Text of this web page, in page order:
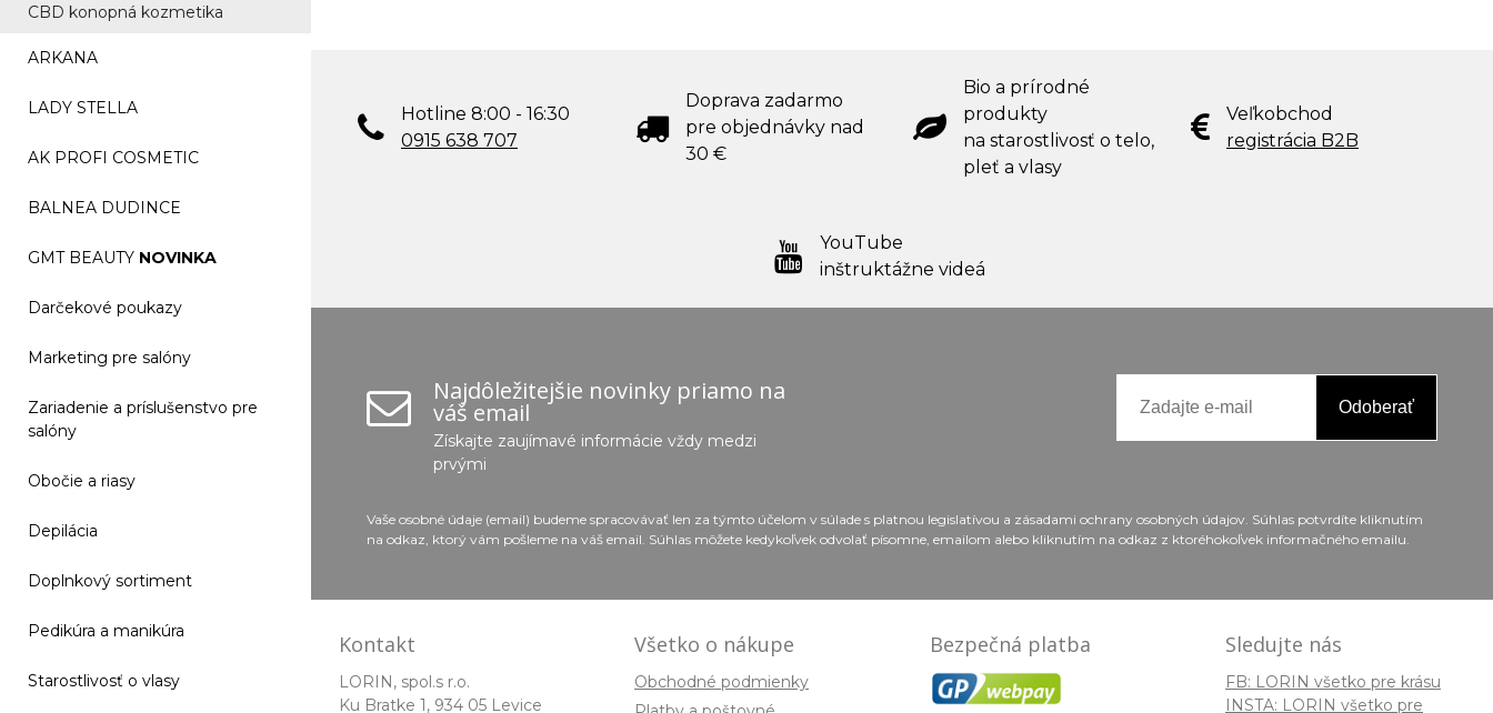
CBD konopná kozmetika
ARKANA
LADY STELLA
AK PROFI COSMETIC
BALNEA DUDINCE
GMT BEAUTY NOVINKA
Darčekové poukazy
Marketing pre salóny
Zariadenie a príslušenstvo pre
salóny
Obočie a riasy
Depilácia
Doplnkový sortiment
Pedikúra a manikúra
Starostlivosť o vlasy
Hotline 8:00 - 16:30
0915 638 707
Doprava zadarmo
pre objednávky nad
30 €
Bio a prírodné
produkty
na starostlivosť o telo,
pleť a vlasy
Veľkobchod
registrácia B2B
YouTube
inštruktážne videá
Najdôležitejšie novinky priamo na
váš email
Získajte zaujímavé informácie vždy medzi
prvými
Odoberať
Vaše osobné údaje (email) budeme spracovávať len za týmto účelom v súlade s platnou legislatívou a zásadami ochrany osobných údajov. Súhlas potvrdíte kliknutím
na odkaz, ktorý vám pošleme na váš email. Súhlas môžete kedykoľvek odvolať písomne, emailom alebo kliknutím na odkaz z ktoréhokoľvek informačného emailu.
Kontakt
LORIN, spol.s r.o.
Ku Bratke 1, 934 05 Levice
Všetko o nákupe
Obchodné podmienky
Bezpečná platba Sledujte nás
FB: LORIN všetko pre krásu
INSTA: LORIN všetko pre